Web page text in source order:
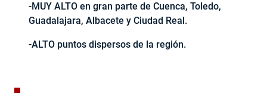
-MUY ALTO en gran parte de Cuenca, Toledo,
Guadalajara, Albacete y Ciudad Real.
-ALTO puntos dispersos de la región.